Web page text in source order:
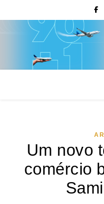
Um novo
comércio